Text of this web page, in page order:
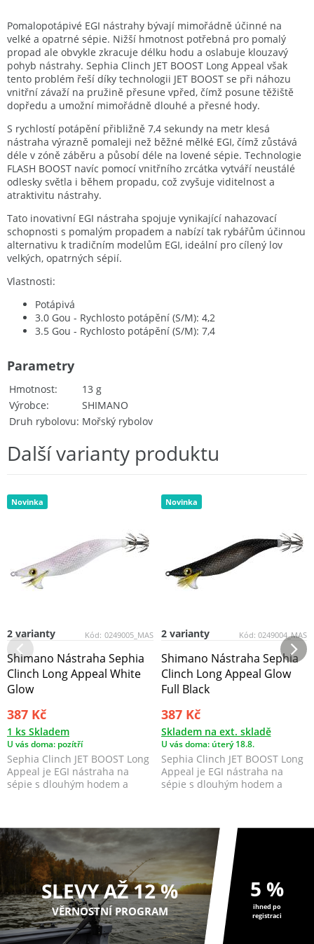
Pomalopotápivé EGI nástrahy bývají mimořádně účinné na
velké a opatrné sépie. Nižší hmotnost potřebná pro pomalý
propad ale obvykle zkracuje délku hodu a oslabuje klouzavý
pohyb nástrahy. Sephia Clinch JET BOOST Long Appeal však
tento problém řeší díky technologii JET BOOST se při náhozu
vnitřní závaží na pružině přesune vpřed, čímž posune těžiště
dopředu a umožní mimořádně dlouhé a přesné hody.
S rychlostí potápění přibližně 7,4 sekundy na metr klesá
nástraha výrazně pomaleji než běžné mělké EGI, čímž zůstává
déle v zóně záběru a působí déle na lovené sépie. Technologie
FLASH BOOST navíc pomocí vnitřního zrcátka vytváří neustálé
odlesky světla i během propadu, což zvyšuje viditelnost a
atraktivitu nástrahy.
Tato inovativní EGI nástraha spojuje vynikající nahazovací
schopnosti s pomalým propadem a nabízí tak rybářům účinnou
alternativu k tradičním modelům EGI, ideální pro cílený lov
velkých, opatrných sépií.
Vlastnosti:
Potápivá
3.0 Gou - Rychlosto potápění (S/M): 4,2
3.5 Gou - Rychlosto potápění (S/M): 7,4
Hmotnost
13 g
Výrobce
SHIMANO
Druh rybolovu Mořský rybolov
Parametry
Další varianty produktu
Novinka
Kód: 0249005_MAS
2 varianty
Shimano Nástraha Sephia
Clinch Long Appeal White
Glow
387 Kč
1 ks Skladem
U vás doma: pozítří
Sephia Clinch JET BOOST Long
Appeal je EGI nástraha na
sépie s dlouhým hodem a
Novinka
Kód: 0249004_MAS
2 varianty
Shimano Nástraha Sephia
Clinch Long Appeal Glow
Full Black
387 Kč
Skladem na ext. skladě
U vás doma: úterý 18.8.
Sephia Clinch JET BOOST Long
Appeal je EGI nástraha na
sépie s dlouhým hodem a
SLEVY AŽ 12 %
VĚRNOSTNÍ PROGRAM
5 %
ihned po
registraci